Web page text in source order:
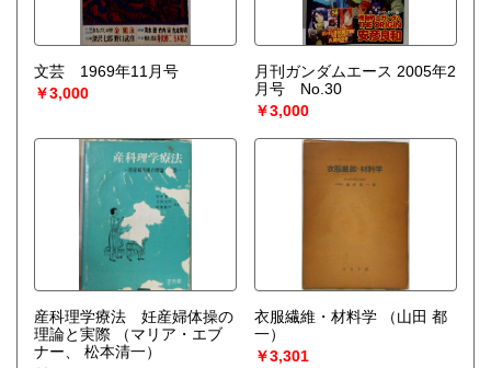
文芸 1969年11月号
￥3,000
月刊ガンダムエース 2005年2
月号 No.30
￥3,000
産科理学療法 妊産婦体操の
理論と実際
（マリア・エブ
ナー、 松本清一）
衣服繊維・材料学
（山田 都
一）
￥3,301